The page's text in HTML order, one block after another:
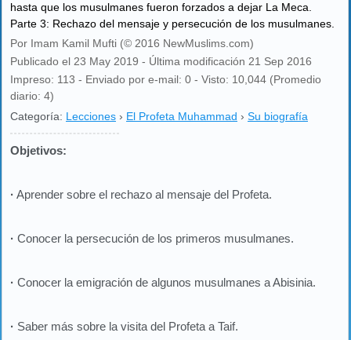
hasta que los musulmanes fueron forzados a dejar La Meca.
Parte 3: Rechazo del mensaje y persecución de los musulmanes.
Por Imam Kamil Mufti (© 2016 NewMuslims.com)
Publicado el 23 May 2019 - Última modificación 21 Sep 2016
Impreso: 113 - Enviado por e-mail: 0 - Visto: 10,044 (Promedio
diario: 4)
Categoría: Lecciones › El Profeta Muhammad › Su biografía
Objetivos:
· Aprender sobre el rechazo al mensaje del Profeta.
· Conocer la persecución de los primeros musulmanes.
· Conocer la emigración de algunos musulmanes a Abisinia.
· Saber más sobre la visita del Profeta a Taif.